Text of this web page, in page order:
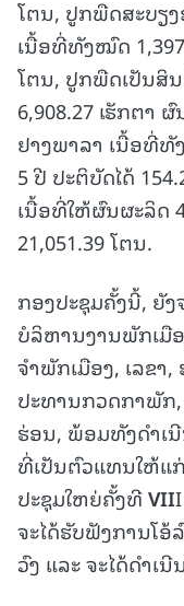
ໂຕນ, ປູກພືດສະບຽ
ເນື້ອທີ່ທັງໝົດ
ໂຕນ, ປູກພືດເປັນສິ
6,908.27 ເຮັກຕາ
ຢາງພາລາ ເນື້ອທີ່ທັ
5 ປີ ປະຕິບັດໄດ້
ເນື້ອທີ່ໃຫ້ຜົນຜະລິດ
21,051.39 ໂຕນ.
ກອງປະຊຸມຄັ້ງນີ້, ຍັງ
ບໍລິຫານງານພັກເມື
ຈໍາພັກເມືອງ, ເລຂາ,
ປະທານກວດກາພັກ,
ຮ່ອນ, ພ້ອມທັງດໍາເ
ທີ່ເປັນຕົວແທນໃຫ້ແ
ປະຊຸມໃຫຍ່ຄັ້ງທີVII
ຈະໄດ້ຮັບຟັງການໂ
ວົງ ແລະ ຈະໄດ້ດຳເນີ